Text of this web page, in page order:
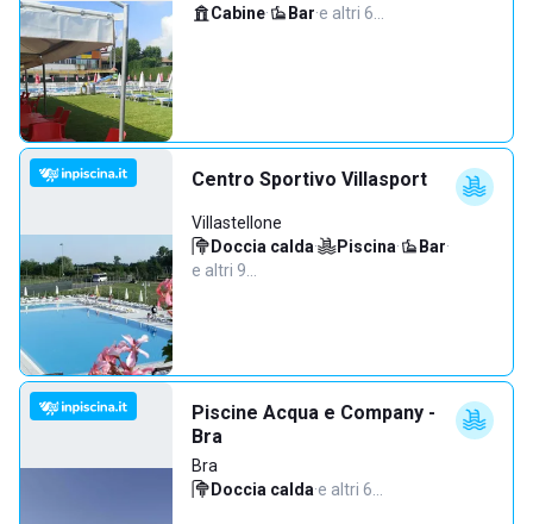
Cabine· Bar·e altri 6…
Centro Sportivo Villasport
Villastellone
Doccia calda· Piscina· Bar·
e altri 9…
Piscine Acqua e Company -
Bra
Bra
Doccia calda·e altri 6…